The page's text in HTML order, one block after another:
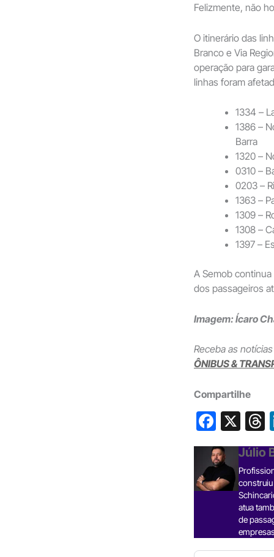
Felizmente, não
O itinerário das
Branco e Via
operação para
linhas foram
1334 –
1386 –
Barra
1320 –
0310 –
0203 –
1363 –
1309 –
1308 –
1397 –
A Semob
dos passageiros
Imagem: Ícaro
Receba as
ÔNIBUS &
Compartilhe
F
a
c
e
b
o
X
s
Júlio
atua
de